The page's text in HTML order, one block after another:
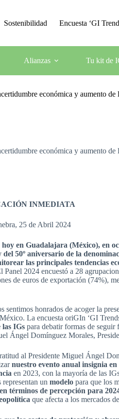
Sostenibilidad Encuesta ‘GI
Alianzas Tu kit de
económica y aumento
económica y aumento
INMEDIATA
25 de Abril 2024
en Guadalajara (México), en
50º aniversario de la
las principales tendencias
Panel 2024 encuestó a 28
de euros de exportación (74%),
honrados de acoger la
La encuesta oriGIn ‘GI
IGs para debatir formas de
Ángel Domínguez Morales,
al Presidente Miguel Ángel
nuestro evento anual insignia
en 2023, con la mayoría de las
representan unmodelo para que los
en términos de percepción para
que afecta a los mercados